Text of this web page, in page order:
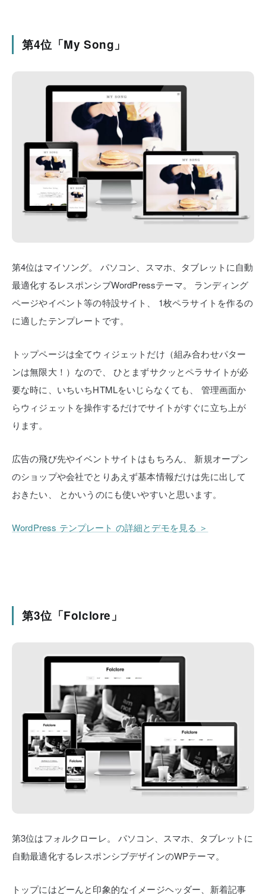
第4位「My Song」
第4位はマイソング。
パソコン、スマホ、タブレットに自動
最適化するレスポンシブWordPressテーマ。
ランディング
ページやイベント等の特設サイト、
1枚ペラサイトを作るの
に適したテンプレートです。
トップページは全てウィジェットだけ（組み合わせパター
ンは無限大！）なので、
ひとまずサクッとペラサイトが必
要な時に、いちいちHTMLをいじらなくても、
管理画面か
らウィジェットを操作するだけでサイトがすぐに立ち上が
ります。
広告の飛び先やイベントサイトはもちろん、
新規オープン
のショップや会社でとりあえず基本情報だけは先に出して
おきたい、
とかいうのにも使いやすいと思います。
WordPress テンプレート の詳細とデモを見る ＞
第3位「Folclore」
第3位はフォルクローレ。
パソコン、スマホ、タブレットに
自動最適化するレスポンシブデザインのWPテーマ。
トップにはどーんと印象的なイメージヘッダー、新着記事